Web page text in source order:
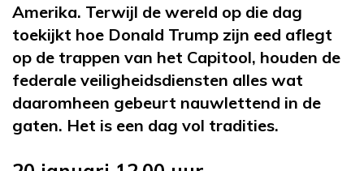
Amerika. Terwijl de wereld op die dag
toekijkt hoe Donald Trump zijn eed aflegt
op de trappen van het Capitool, houden de
federale veiligheidsdiensten alles wat
daaromheen gebeurt nauwlettend in de
gaten. Het is een dag vol tradities.